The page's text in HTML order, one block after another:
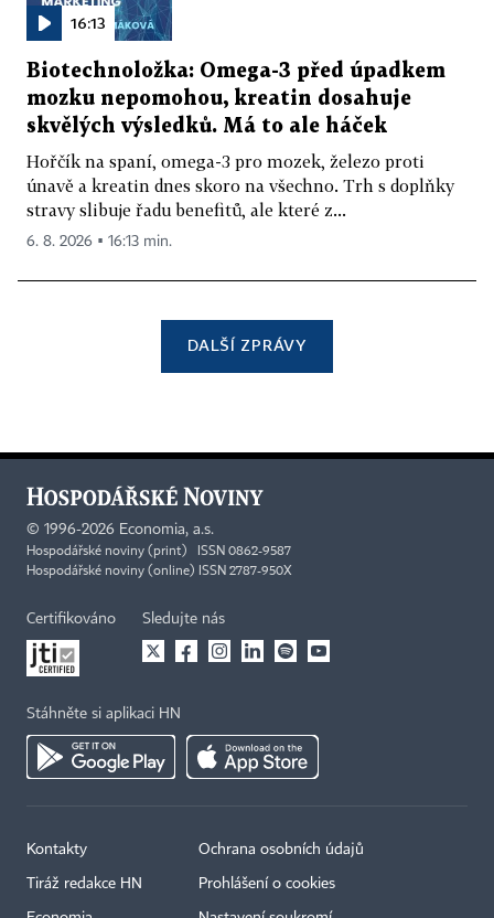
16:13
Biotechnoložka: Omega-3 před úpadkem
mozku nepomohou, kreatin dosahuje
skvělých výsledků. Má to ale háček
Hořčík na spaní, omega-3 pro mozek, železo proti
únavě a kreatin dnes skoro na všechno. Trh s doplňky
stravy slibuje řadu benefitů, ale které z...
6. 8. 2026 ▪ 16:13 min.
DALŠÍ ZPRÁVY
© 1996-2026 Economia, a.s.
Hospodářské noviny (print) ISSN 0862-9587
Hospodářské noviny (online) ISSN 2787-950X
Certifikováno Sledujte nás
Stáhněte si aplikaci HN
Kontakty
Tiráž redakce HN
Ochrana osobních údajů
Prohlášení o cookies